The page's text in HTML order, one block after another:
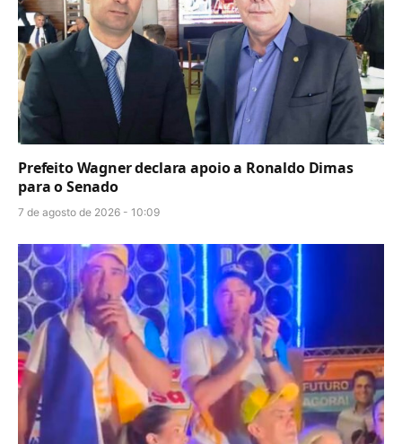
Prefeito Wagner declara apoio a Ronaldo Dimas
para o Senado
7 de agosto de 2026 - 10:09